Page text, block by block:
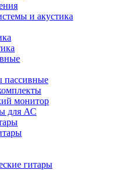
и акустика
пассивные
монитор
для АС
гитары